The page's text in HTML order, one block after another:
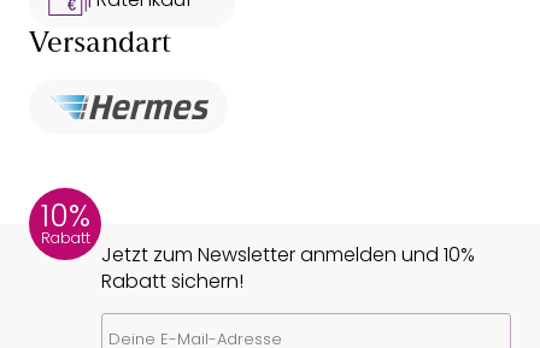
Versandart
10%
Rabatt
Jetzt zum Newsletter anmelden und 10%
Rabatt sichern!